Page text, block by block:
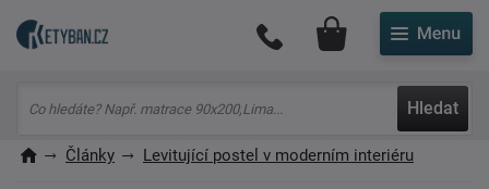
Hledat
Můj účet
Články Levitující postel v moderním interiéru